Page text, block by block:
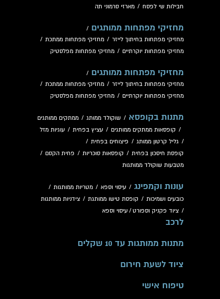
חבילות שי לפסח / מארזי סרמוני תה
מחזיקי מפתחות ממותגים /
מחזיקי מפתחות בחיתוך לייזר / מחזיקי מפתחות ממתכת /
מחזיקי מפתחות יוקרתיים / מחזיקי מפתחות מפלסטיק
מחזיקי מפתחות ממותגים /
מחזיקי מפתחות בחיתוך לייזר / מחזיקי מפתחות ממתכת /
מחזיקי מפתחות יוקרתיים / מחזיקי מפתחות מפלסטיק
מתנות בקופסא / שוקולד ממותג / ממתקים ממותגים
/ קופסאות ממתקים ממותגים / עציץ בפחית / עוגיות מזל
/ גליל קרטון ממותג / פיצוחים בפחית /
קופסת חיסכון בפחית / קופסאות סוכריות / פחית הקסם /
מטבעות שוקולד ממותגות
עונות וקמפינג / עיסוי וספא / מטריות ממותגות /
כובעים ושמיכות / קופסת טישו ממותגת / צידניות ממותגות
/ ציוד פקניק וספורט / עיסוי וספא
לרכב
מתנות ממותגות עד 10 שקלים
ציוד לשעת חירום
טיפוח אישי